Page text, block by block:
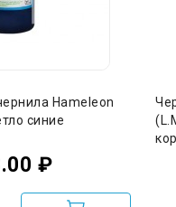
Hameleon
синие
₽